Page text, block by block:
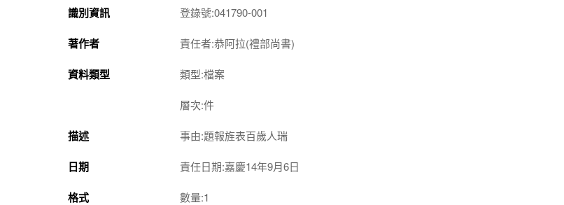
識別資訊 登錄號:041790-001
著作者 責任者:恭阿拉(禮部尚書)
資料類型 類型:檔案
層次:件
描述 事由:題報旌表百歲人瑞
日期 責任日期:嘉慶14年9月6日
格式 數量:1